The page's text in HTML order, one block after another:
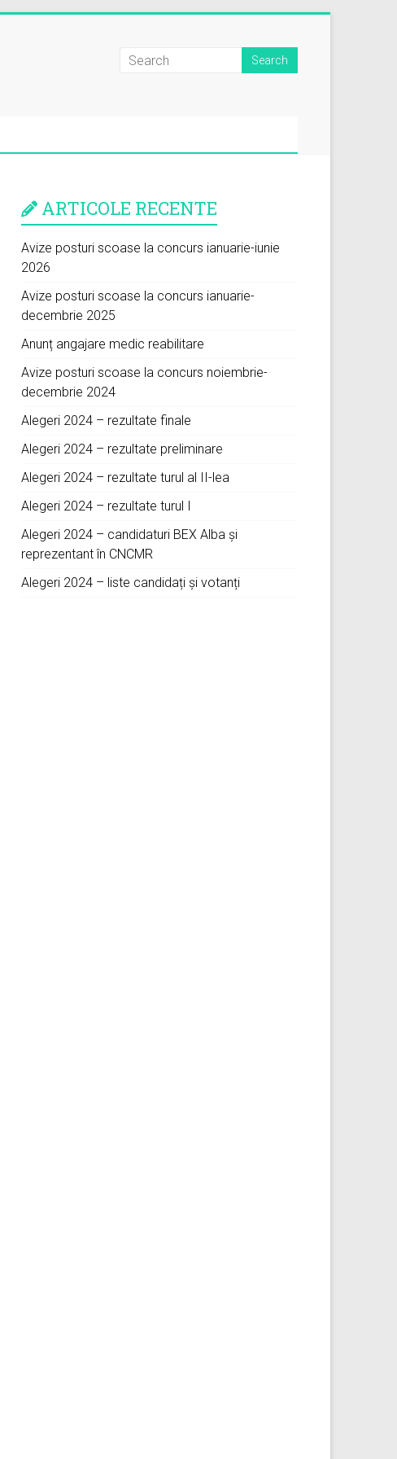
ARTICOLE RECENTE
Avize posturi scoase la concurs ianuarie-iunie
2026
Avize posturi scoase la concurs ianuarie-
decembrie 2025
Anunț angajare medic reabilitare
Avize posturi scoase la concurs noiembrie-
decembrie 2024
Alegeri 2024 – rezultate finale
Alegeri 2024 – rezultate preliminare
Alegeri 2024 – rezultate turul al II-lea
Alegeri 2024 – rezultate turul I
Alegeri 2024 – candidaturi BEX Alba și
reprezentant în CNCMR
Alegeri 2024 – liste candidați și votanți